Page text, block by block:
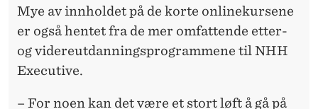
Mye av innholdet på de korte onlinekursene
er også hentet fra de mer omfattende etter-
og videreutdanningsprogrammene til NHH
Executive.
– For noen kan det være et stort løft å gå på